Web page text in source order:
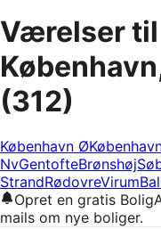
Værelser til
(312)
København Ø
NvGentofteBrønshøj
StrandRødovreVirum
Opret en gratis
mails om nye boliger.